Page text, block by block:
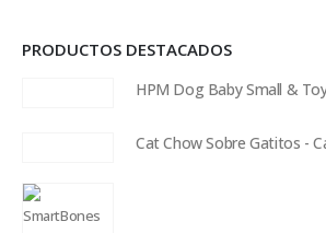
PRODUCTOS DESTACADOS
HPM Dog Baby Small &
Cat Chow Sobre Gatitos -